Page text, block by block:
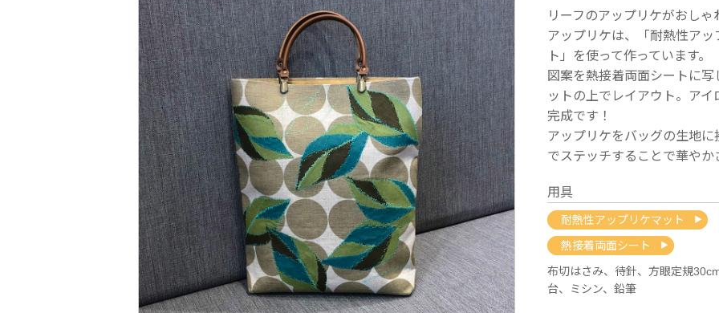
イベントレポート
2024年 2020年 2019年 2018年 2017年 2016年 2015年 2014年
羊毛の手芸 刺しゅう
編み物 インテリア
その他
リーフのアップリケがおしゃ
アップリケは、「耐熱性ア
ト」を使って作っています。
図案を熱接着両面シートに
ットの上でレイアウト。ア
完成です！
アップリケをバッグの生地
でステッチすることで華やか
用具
耐熱性アップリケマット
熱接着両面シート
布切はさみ、待針、方眼定規
台、ミシン、鉛筆